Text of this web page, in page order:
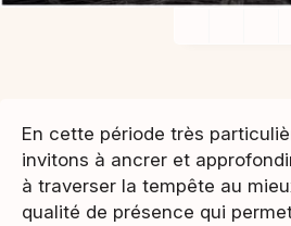
En cette période très
invitons à ancrer et
à traverser la tempête au
qualité de présence qui